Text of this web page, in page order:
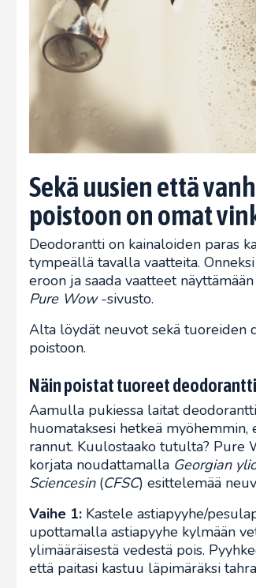
Sekä uusien että
poistoon on omat
Deodorantti on kainaloiden paras
tympeällä tavalla vaatteita.
eroon ja saada vaatteet
Pure Wow-sivusto.
Alta löydät neuvot sekä tuoreiden
poistoon.
Näin poistat tuoreet
Aamulla pukiessa laitat
huomataksesi hetkeä myöhemmin,
rannut. Kuulostaako tutulta? Pure
korjata noudattamalla Georgian
Sciencesin(CFSC) esittelemää
Vaihe 1: Kastele astiapyyhe/
upottamalla astiapyyhe kylmään
ylimääräisestä vedestä pois.
että paitasi kastuu läpimäräksi